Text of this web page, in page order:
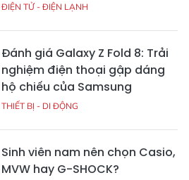
ĐIỆN TỬ - ĐIỆN LẠNH
Đánh giá Galaxy Z Fold 8: Trải
nghiệm điện thoại gập dáng
hộ chiếu của Samsung
THIẾT BỊ - DI ĐỘNG
Sinh viên nam nên chọn Casio,
MVW hay G-SHOCK?